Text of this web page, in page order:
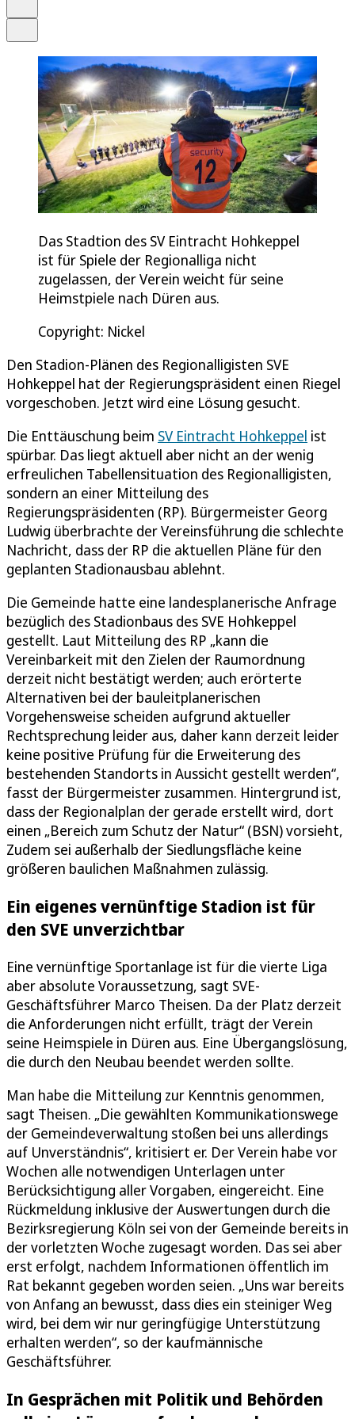
Das Stadtion des SV Eintracht Hohkeppel
ist für Spiele der Regionalliga nicht
zugelassen, der Verein weicht für seine
Heimstpiele nach Düren aus.
Copyright: Nickel
Den Stadion-Plänen des Regionalligisten SVE
Hohkeppel hat der Regierungspräsident einen Riegel
vorgeschoben. Jetzt wird eine Lösung gesucht.
Die Enttäuschung beim SV Eintracht Hohkeppel ist
spürbar. Das liegt aktuell aber nicht an der wenig
erfreulichen Tabellensituation des Regionalligisten,
sondern an einer Mitteilung des
Regierungspräsidenten (RP). Bürgermeister Georg
Ludwig überbrachte der Vereinsführung die schlechte
Nachricht, dass der RP die aktuellen Pläne für den
geplanten Stadionausbau ablehnt.
Die Gemeinde hatte eine landesplanerische Anfrage
bezüglich des Stadionbaus des SVE Hohkeppel
gestellt. Laut Mitteilung des RP „kann die
Vereinbarkeit mit den Zielen der Raumordnung
derzeit nicht bestätigt werden; auch erörterte
Alternativen bei der bauleitplanerischen
Vorgehensweise scheiden aufgrund aktueller
Rechtsprechung leider aus, daher kann derzeit leider
keine positive Prüfung für die Erweiterung des
bestehenden Standorts in Aussicht gestellt werden“,
fasst der Bürgermeister zusammen. Hintergrund ist,
dass der Regionalplan der gerade erstellt wird, dort
einen „Bereich zum Schutz der Natur“ (BSN) vorsieht,
Zudem sei außerhalb der Siedlungsfläche keine
größeren baulichen Maßnahmen zulässig.
Ein eigenes vernünftige Stadion ist für
den SVE unverzichtbar
Eine vernünftige Sportanlage ist für die vierte Liga
aber absolute Voraussetzung, sagt SVE-
Geschäftsführer Marco Theisen. Da der Platz derzeit
die Anforderungen nicht erfüllt, trägt der Verein
seine Heimspiele in Düren aus. Eine Übergangslösung,
die durch den Neubau beendet werden sollte.
Man habe die Mitteilung zur Kenntnis genommen,
sagt Theisen. „Die gewählten Kommunikationswege
der Gemeindeverwaltung stoßen bei uns allerdings
auf Unverständnis“, kritisiert er. Der Verein habe vor
Wochen alle notwendigen Unterlagen unter
Berücksichtigung aller Vorgaben, eingereicht. Eine
Rückmeldung inklusive der Auswertungen durch die
Bezirksregierung Köln sei von der Gemeinde bereits in
der vorletzten Woche zugesagt worden. Das sei aber
erst erfolgt, nachdem Informationen öffentlich im
Rat bekannt gegeben worden seien. „Uns war bereits
von Anfang an bewusst, dass dies ein steiniger Weg
wird, bei dem wir nur geringfügige Unterstützung
erhalten werden“, so der kaufmännische
Geschäftsführer.
In Gesprächen mit Politik und Behörden